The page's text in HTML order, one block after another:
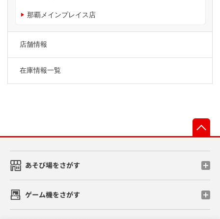
那覇メインプレイス店
店舗情報
在庫情報一覧
あそび場をさがす
ゲーム機をさがす